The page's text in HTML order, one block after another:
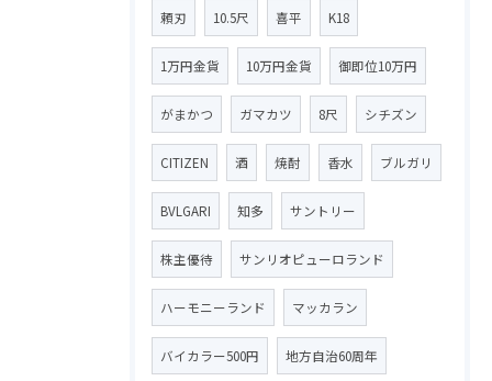
頼刃 10.5尺 喜平 K18
1万円金貨 10万円金貨 御即位10万円
がまかつ ガマカツ 8尺 シチズン
CITIZEN 酒 焼酎 香水 ブルガリ
BVLGARI 知多 サントリー
株主優待 サンリオピューロランド
ハーモニーランド マッカラン
バイカラー500円 地方自治60周年